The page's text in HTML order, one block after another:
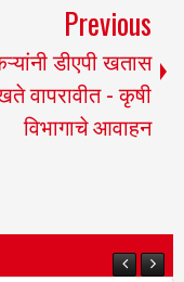
Previous
डीएपी खतास
खते वापरावीत - कृषी
विभागाचे आवाहन